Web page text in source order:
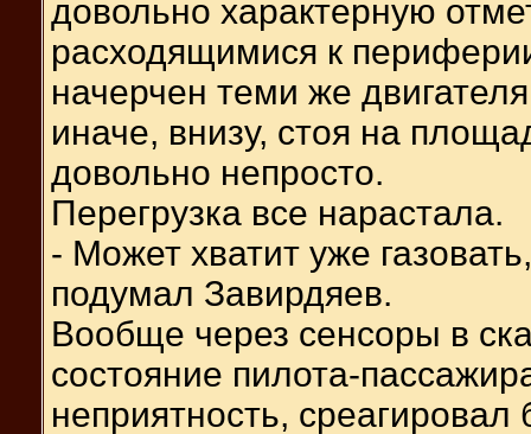
довольно характерную
расходящимися к
начерчен теми же
иначе, внизу, стоя на
довольно непросто.
Перегрузка все нарастала.
- Может хватит уже
подумал Завирдяев.
Вообще через сенсоры в
состояние пилота-
неприятность,